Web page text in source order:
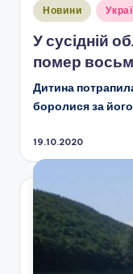
Опубліковано
Новини
У сусідній
помер
Дитина
боролися за
19.10.2020